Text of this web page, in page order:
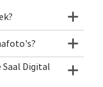
of the matte
Holding them
high resolution
representative
nearly the
Digital